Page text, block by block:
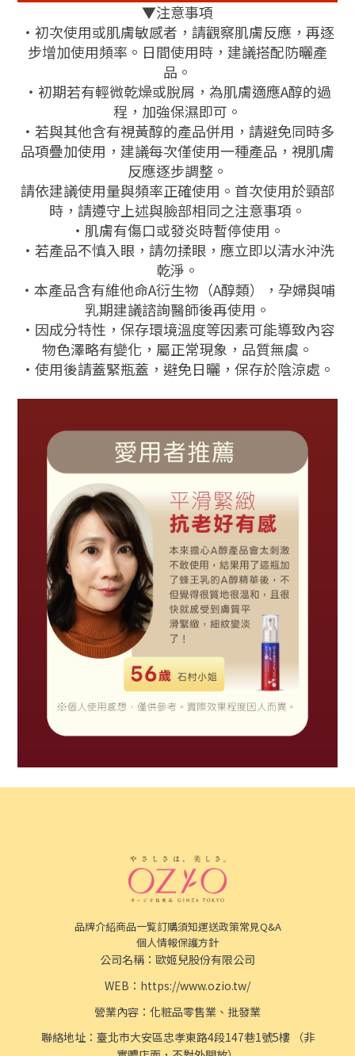
▼注意事項
・初次使用或肌膚敏感者，請觀察肌膚反應，再逐
步增加使用頻率。日間使用時，建議搭配防曬產
品。
・初期若有輕微乾燥或脫屑，為肌膚適應A醇的過
程，加強保濕即可。
・若與其他含有視黃醇的產品併用，請避免同時多
品項疊加使用，建議每次僅使用一種產品，視肌膚
反應逐步調整。
請依建議使用量與頻率正確使用。首次使用於頸部
時，請遵守上述與臉部相同之注意事項。
・肌膚有傷口或發炎時暫停使用。
・若產品不慎入眼，請勿揉眼，應立即以清水沖洗
乾淨。
・本產品含有維他命A衍生物（A醇類），孕婦與哺
乳期建議諮詢醫師後再使用。
・因成分特性，保存環境溫度等因素可能導致內容
物色澤略有變化，屬正常現象，品質無虞。
・使用後請蓋緊瓶蓋，避免日曬，保存於陰涼處。
品牌介紹商品一覧訂購須知運送政策常見Q&A
個人情報保護方針
公司名稱：歐姬兒股份有限公司
WEB： https://www.ozio.tw/
營業內容：化粧品零售業、批發業
聯絡地址：臺北市大安區忠孝東路4段147巷1號5樓
（非